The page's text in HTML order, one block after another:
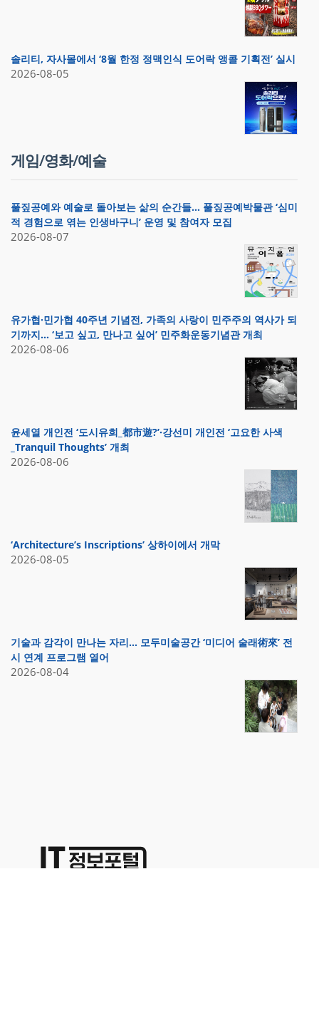
솔리티, 자사몰에서 ‘8월 한정 정맥인식 도어락 앵콜 기획전’ 실시
2026-08-05
게임/영화/예술
풀짚공예와 예술로 돌아보는 삶의 순간들… 풀짚공예박물관 ‘심미
적 경험으로 엮는 인생바구니’ 운영 및 참여자 모집
2026-08-07
유가협·민가협 40주년 기념전, 가족의 사랑이 민주주의 역사가 되
기까지… ‘보고 싶고, 만나고 싶어’ 민주화운동기념관 개최
2026-08-06
윤세열 개인전 ‘도시유희_都市遊?’·강선미 개인전 ‘고요한 사색
_Tranquil Thoughts’ 개최
2026-08-06
‘Architecture’s Inscriptions’ 상하이에서 개막
2026-08-05
기술과 감각이 만나는 자리… 모두미술공간 ‘미디어 술래術來’ 전
시 연계 프로그램 열어
2026-08-04